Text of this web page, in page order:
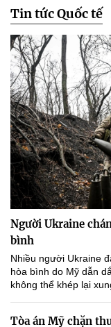
Tin tức Quốc tế
Người Ukraine
bình
Nhiều người Ukraine
hòa bình do Mỹ dẫn
không thể khép lại
Tòa án Mỹ chặn